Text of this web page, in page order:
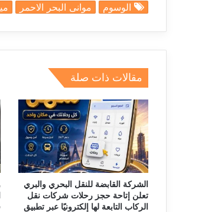
c
e
b
o
o
k
ai
l
at
s
A
p
e
a
d
الوسوم موانى البحر الاحمر
مقالات ذات صلة
الشركة القابضة للنقل البحري والبري
تعلن إتاحة حجز رحلات شركات نقل
الركاب التابعة لها إلكترونيًا عبر تطبيق